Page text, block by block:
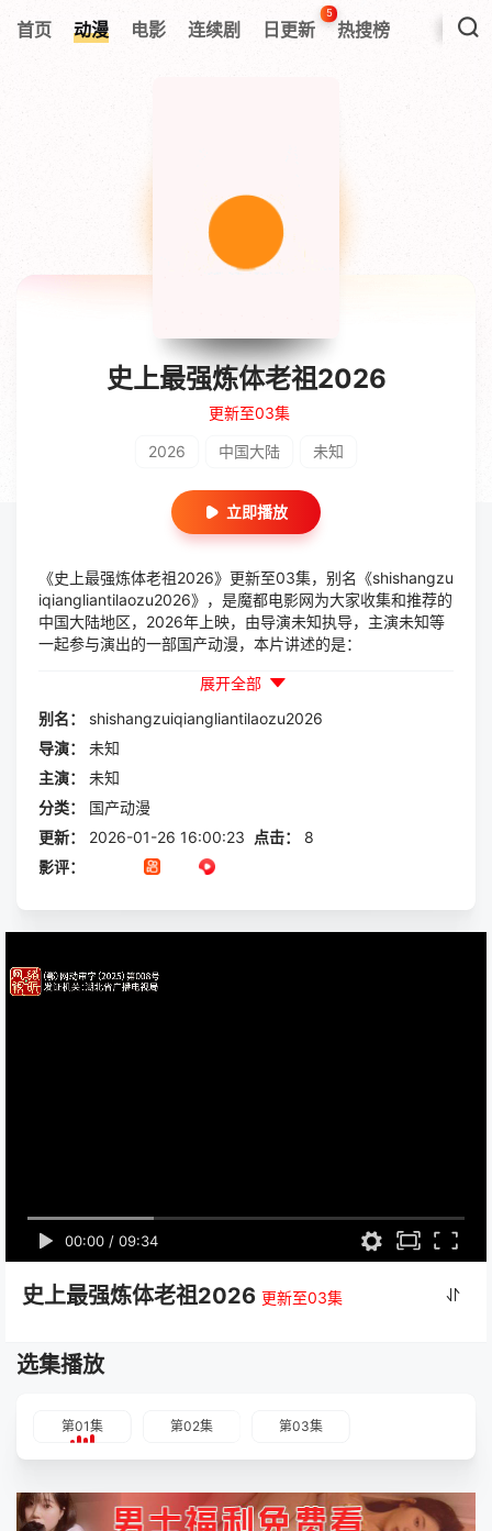
首页 动漫 电影 连续剧 日更新
5
热搜榜
史上最强炼体老祖2026
更新至03集
2026 中国大陆 未知
立即播放
《史上最强炼体老祖2026》更新至03集，别名《shishangzu
iqiangliantilaozu2026》，是魔都电影网为大家收集和推荐的
中国大陆地区，2026年上映，由导演未知执导，主演未知等
一起参与演出的一部国产动漫，本片讲述的是：
展开全部
别名：
shishangzuiqiangliantilaozu2026
导演：
未知
主演：
未知
分类：
国产动漫
更新：
2026-01-26 16:00:23 点击：
8
影评：
00:00 / 09:34
史上最强炼体老祖2026 更新至03集
选集播放
第01集 第02集 第03集